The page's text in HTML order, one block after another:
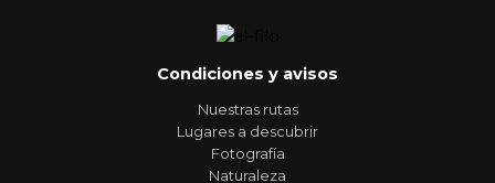
Condiciones y avisos
Nuestras rutas
Lugares a descubrir
Fotografía
Naturaleza